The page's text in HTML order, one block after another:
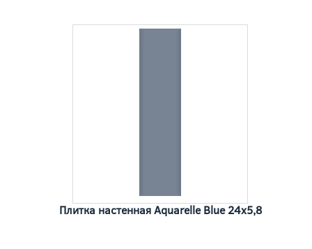
Плитка настенная Aquarelle Blue 24x5,8